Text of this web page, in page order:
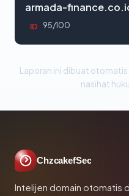
armada-
ID 95/100
Laporan ini dibuat otomatis
nasihat
ChzcakefSec
Intelijen domain otomatis